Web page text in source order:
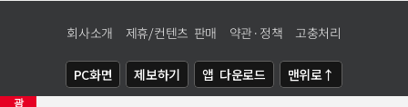
광
회사소개 제휴/컨텐츠 판매 약관·정책 고충처리
PC화면 제보하기 앱 다운로드 맨위로↑